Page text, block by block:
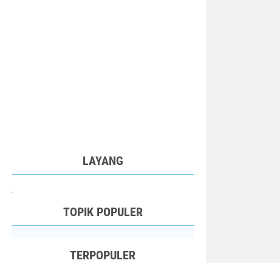
LAYANG
TOPIK POPULER
TERPOPULER